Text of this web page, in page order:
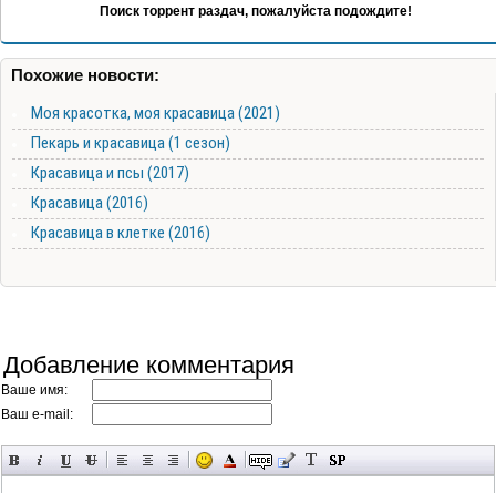
Поиск торрент раздач, пожалуйста подождите!
Похожие новости:
Моя красотка, моя красавица (2021)
Пекарь и красавица (1 сезон)
Красавица и псы (2017)
Красавица (2016)
Красавица в клетке (2016)
Добавление комментария
Ваше имя:
Ваш e-mail: